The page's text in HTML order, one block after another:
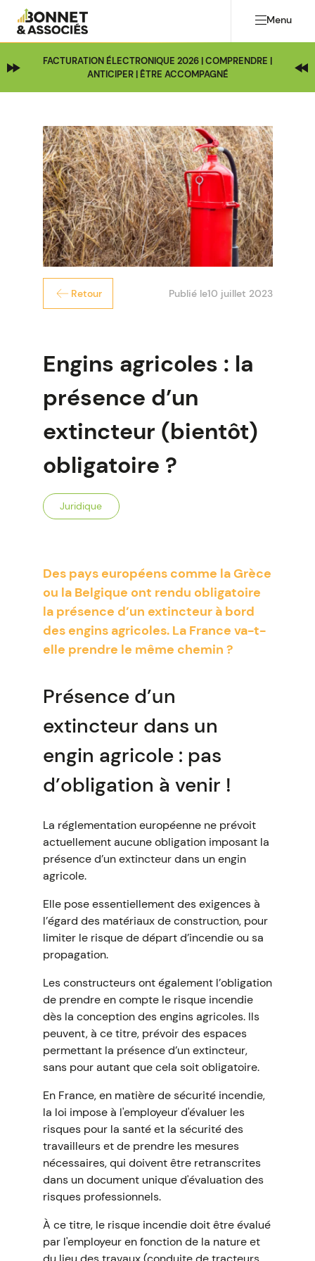
Menu
FACTURATION ÉLECTRONIQUE 2026 | COMPRENDRE |
ANTICIPER | ÊTRE ACCOMPAGNÉ
Retour Publié le10 juillet 2023
Engins agricoles : la
présence d’un
extincteur (bientôt)
obligatoire ?
Juridique
Des pays européens comme la Grèce
ou la Belgique ont rendu obligatoire
la présence d’un extincteur à bord
des engins agricoles. La France va-t-
elle prendre le même chemin ?
Présence d’un
extincteur dans un
engin agricole : pas
d’obligation à venir !
La réglementation européenne ne prévoit
actuellement aucune obligation imposant la
présence d’un extincteur dans un engin
agricole.
Elle pose essentiellement des exigences à
l’égard des matériaux de construction, pour
limiter le risque de départ d’incendie ou sa
propagation.
Les constructeurs ont également l’obligation
de prendre en compte le risque incendie
dès la conception des engins agricoles. Ils
peuvent, à ce titre, prévoir des espaces
permettant la présence d’un extincteur,
sans pour autant que cela soit obligatoire.
En France, en matière de sécurité incendie,
la loi impose à l'employeur d'évaluer les
risques pour la santé et la sécurité des
travailleurs et de prendre les mesures
nécessaires, qui doivent être retranscrites
dans un document unique d'évaluation des
risques professionnels.
À ce titre, le risque incendie doit être évalué
par l'employeur en fonction de la nature et